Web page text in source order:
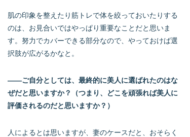
肌の印象を整えたり筋トレで体を絞っておいたりする
のは、お見合いではやっぱり重要なことだと思いま
す。努力でカバーできる部分なので、やっておけば選
択肢が広がるかなと。
――ご自分としては、最終的に美人に選ばれたのはな
ぜだと思いますか？（つまり、どこを頑張れば美人に
評価されるのだと思いますか？）
人によるとは思いますが、妻のケースだと、おそらく